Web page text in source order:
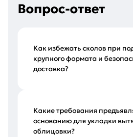
Вопрос-ответ
Как избежать сколов при
крупного формата и
доставка?
Какие требования
основанию для укладки
облицовки?